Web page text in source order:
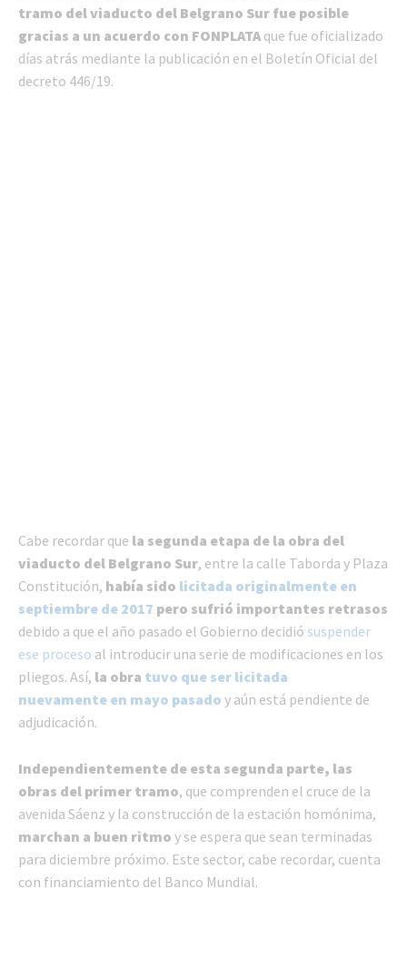
tramo del viaducto del Belgrano Sur fue posible
gracias a un acuerdo con FONPLATA que fue oficializado
días atrás mediante la publicación en el Boletín Oficial del
decreto 446/19.
Cabe recordar que la segunda etapa de la obra del
viaducto del Belgrano Sur, entre la calle Taborda y Plaza
Constitución, había sido licitada originalmente en
septiembre de 2017 pero sufrió importantes retrasos
debido a que el año pasado el Gobierno decidió suspender
ese proceso al introducir una serie de modificaciones en los
pliegos. Así, la obra tuvo que ser licitada
nuevamente en mayo pasado y aún está pendiente de
adjudicación.
Independientemente de esta segunda parte, las
obras del primer tramo, que comprenden el cruce de la
avenida Sáenz y la construcción de la estación homónima,
marchan a buen ritmo y se espera que sean terminadas
para diciembre próximo. Este sector, cabe recordar, cuenta
con financiamiento del Banco Mundial.